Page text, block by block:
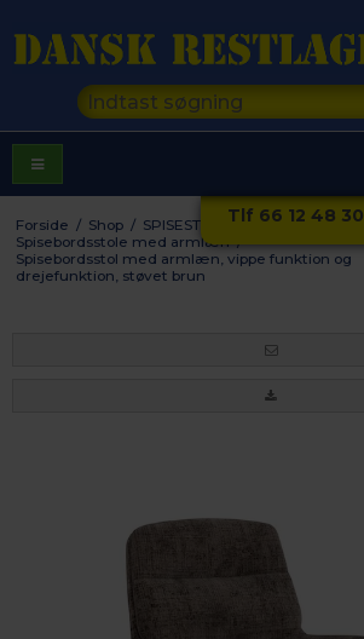
Tlf 66 12 48 30
Forside / Shop / SPISESTUE / Stole
Spisebordsstole med armlæn /
Spisebordsstol med armlæn, vippe funktion og
drejefunktion, støvet brun